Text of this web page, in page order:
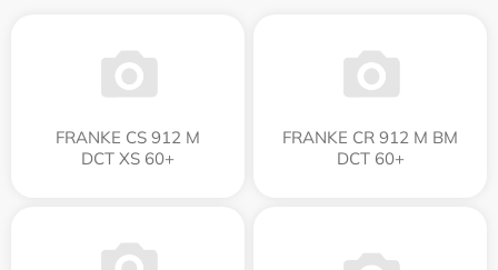
FRANKE CS 912 M
DCT XS 60+
FRANKE CR 912 M BM
DCT 60+